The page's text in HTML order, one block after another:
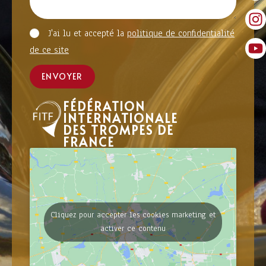
J'ai lu et accepté la politique de confidentialité
de ce site
ENVOYER
FÉDÉRATION
INTERNATIONALE
DES TROMPES DE
FRANCE
Cliquez pour accepter les cookies marketing et
activer ce contenu